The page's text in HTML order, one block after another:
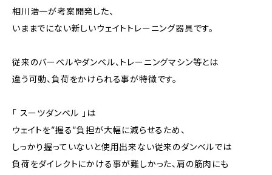
相川浩一が考案開発した、
いままでにない新しいウェイトトレーニング器具です。
従来のバーベルやダンベル、トレーニングマシン等とは
違う可動、負荷をかけられる事が特徴です。
「 スーツダンベル 」は
ウェイトを”握る”負担が大幅に減らせるため、
しっかり握っていないと使用出来ない従来のダンベルでは
負荷をダイレクトにかける事が難しかった、肩の筋肉にも